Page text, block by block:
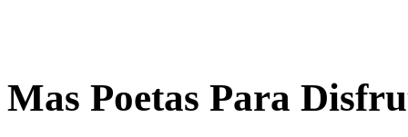
Mas Poetas Para